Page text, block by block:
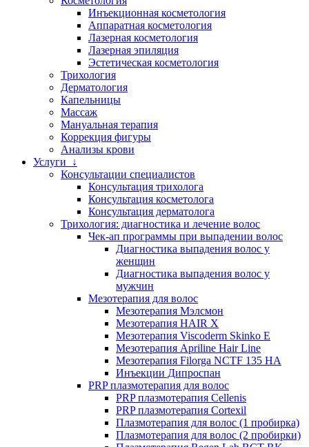
Инъекционная косметология
Аппаратная косметология
Лазерная косметология
Лазерная эпиляция
Эстетическая косметология
Трихология
Дерматология
Капельницы
Массаж
Мануальная терапия
Коррекция фигуры
Анализы крови
Услуги ↓
Консультации специалистов
Консультация трихолога
Консультация косметолога
Консультация дерматолога
Трихология: диагностика и лечение волос
Чек-ап программы при выпадении волос
Диагностика выпадения волос у
женщин
Диагностика выпадения волос у
мужчин
Мезотерапия для волос
Мезотерапия Мэлсмон
Мезотерапия HAIR X
Мезотерапия Viscoderm Skinko E
Мезотерапия Apriline Hair Line
Мезотерапия Filorga NCTF 135 HA
Инъекции Дипроспан
PRP плазмотерапия для волос
PRP плазмотерапия Cellenis
PRP плазмотерапия Cortexil
Плазмотерапия для волос (1 пробирка)
Плазмотерапия для волос (2 пробирки)